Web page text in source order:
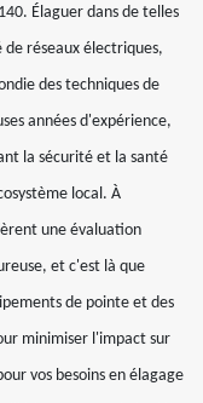
Élaguer dans de telles
réseaux électriques,
des techniques de
années d'expérience,
la sécurité et la santé
local. À
une évaluation
et c'est là que
de pointe et des
minimiser l'impact sur
vos besoins en élagage